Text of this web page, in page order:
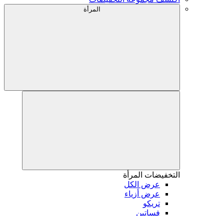
المرأة
التخفيضات المرأة
عرض الكل
عرض أزياء
تريكو
فساتين